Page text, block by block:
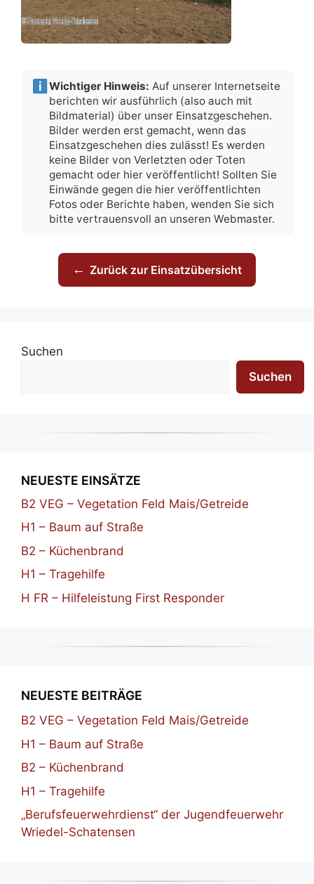
Wichtiger Hinweis: Auf unserer Internetseite
berichten wir ausführlich (also auch mit
Bildmaterial) über unser Einsatzgeschehen.
Bilder werden erst gemacht, wenn das
Einsatzgeschehen dies zulässt! Es werden
keine Bilder von Verletzten oder Toten
gemacht oder hier veröffentlicht! Sollten Sie
Einwände gegen die hier veröffentlichten
Fotos oder Berichte haben, wenden Sie sich
bitte vertrauensvoll an unseren Webmaster.
← Zurück zur Einsatzübersicht
Suchen
Suchen
NEUESTE EINSÄTZE
B2 VEG – Vegetation Feld Mais/Getreide
H1 – Baum auf Straße
B2 – Küchenbrand
H1 – Tragehilfe
H FR – Hilfeleistung First Responder
NEUESTE BEITRÄGE
B2 VEG – Vegetation Feld Mais/Getreide
H1 – Baum auf Straße
B2 – Küchenbrand
H1 – Tragehilfe
„Berufsfeuerwehrdienst“ der Jugendfeuerwehr
Wriedel-Schatensen